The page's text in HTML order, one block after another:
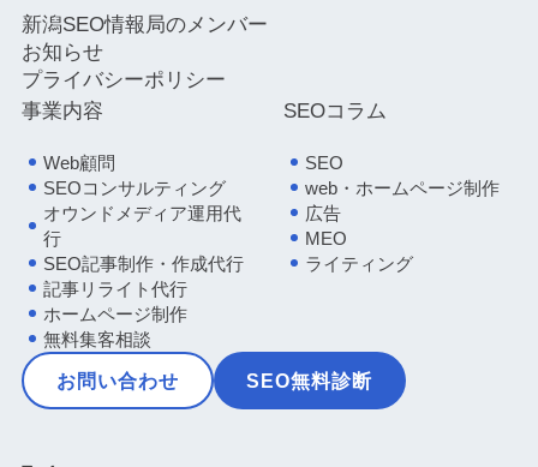
新潟SEO情報局のメンバー
お知らせ
プライバシーポリシー
事業内容
Web顧問
SEOコンサルティング
オウンドメディア運用代
行
SEO記事制作・作成代行
記事リライト代行
ホームページ制作
無料集客相談
SEOコラム
SEO
web・ホームページ制作
広告
MEO
ライティング
お問い合わせ SEO無料診断